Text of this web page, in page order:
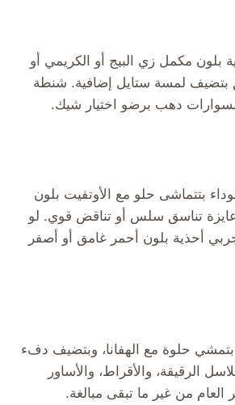
بلون مكمل زي البيج أو الكريمي أو
بتضيف لمسة ستايل إضافية. شنطة
دهب برضو اختيار شيك.
بتتماشى حلو مع الأوتفيت بلون
عايزة تناسق سلس أو تناقض قوي. لو
أحذية بلون أحمر غامق أو أصفر
حلوة مع الهفانا، وبتضيف دفء
الرقيقة، والأقراط، والأساور
العام من غير ما تبقى مبالغة.